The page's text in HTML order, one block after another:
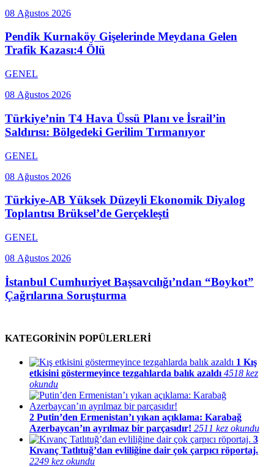
08 Ağustos 2026
Pendik Kurnaköy Gişelerinde Meydana Gelen
Trafik Kazası:4 Ölü
GENEL
08 Ağustos 2026
Türkiye’nin T4 Hava Üssü Planı ve İsrail’in
Saldırısı: Bölgedeki Gerilim Tırmanıyor
GENEL
08 Ağustos 2026
Türkiye-AB Yüksek Düzeyli Ekonomik Diyalog
Toplantısı Brüksel’de Gerçekleşti
GENEL
08 Ağustos 2026
İstanbul Cumhuriyet Başsavcılığı’ndan “Boykot”
Çağrılarına Soruşturma
KATEGORİNİN POPÜLERLERİ
1 Kış
etkisini göstermeyince tezgahlarda balık azaldı 4518 kez
okundu
2 Putin’den Ermenistan’ı yıkan açıklama: Karabağ
Azerbaycan’ın ayrılmaz bir parçasıdır! 2511 kez okundu
3
Kıvanç Tatlıtuğ’dan evliliğine dair çok çarpıcı röportaj.
2249 kez okundu